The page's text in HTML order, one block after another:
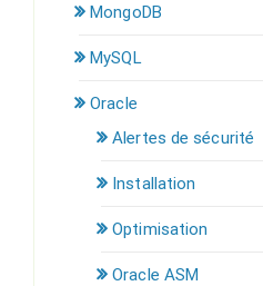
MongoDB
MySQL
Oracle
Alertes de sécurité
Installation
Optimisation
Oracle ASM